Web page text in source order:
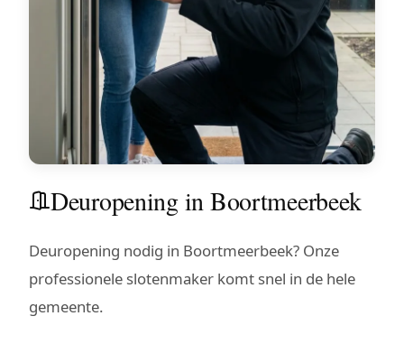
Deuropening in Boortmeerbeek
Deuropening nodig in Boortmeerbeek? Onze
professionele slotenmaker komt snel in de hele
gemeente.